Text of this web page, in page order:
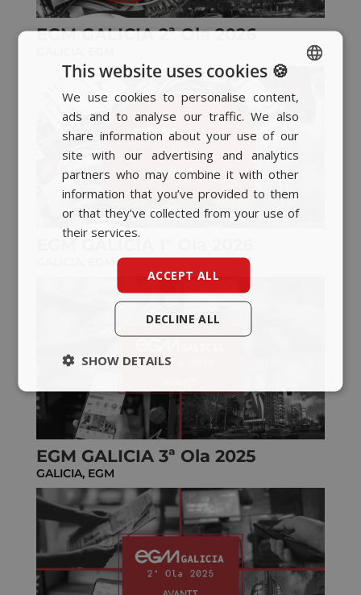
EGM GALICIA 2ª Ola 2026
EGM GALICIA 3ª Ola 2025
GALICIA, EGM
SPANISH
BASQUE
CATALAN
ENGLISH
This website uses cookies 🍪
We use cookies to personalise content,
ads and to analyse our traffic. We also
share information about your use of our
site with our advertising and analytics
partners who may combine it with other
information that you’ve provided to them
or that they’ve collected from your use of
their services.
ACCEPT ALL
DECLINE ALL
SHOW DETAILS